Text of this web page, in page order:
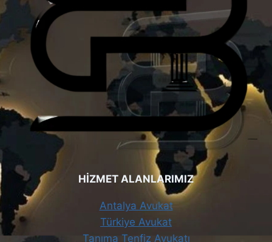
HİZMET ALANLARIMIZ
Antalya Avukat
Türkiye Avukat
Tanıma Tenfiz Avukatı